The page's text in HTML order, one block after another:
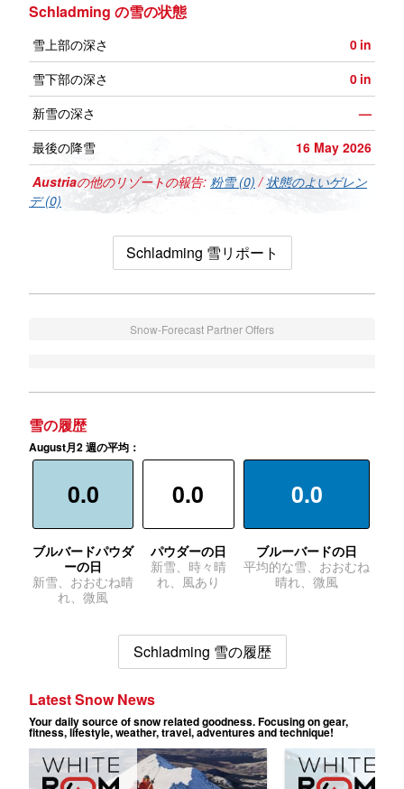
Schladming の雪の状態
雪上部の深さ 0 in
雪下部の深さ
0 in
新雪の深さ
—
最後の降雪
16 May 2026
Austriaの他のリゾートの報告: 粉雪 (0) /状態のよいゲレン
デ (0)
Schladming 雪リポート
Snow-Forecast Partner Offers
雪の履歴
August月2 週の平均：
0.0
ブルバードパウダ
ーの日
新雪、おおむね晴
れ、微風
0.0
パウダーの日
新雪、時々晴
れ、風あり
0.0
ブルーバードの日
平均的な雪、おおむね
晴れ、微風
Schladming 雪の履歴